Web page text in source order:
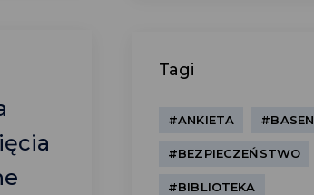
Tagi
#ANKIETA #BASEN
#BEZPIECZEŃSTWO
#BIBLIOTEKA